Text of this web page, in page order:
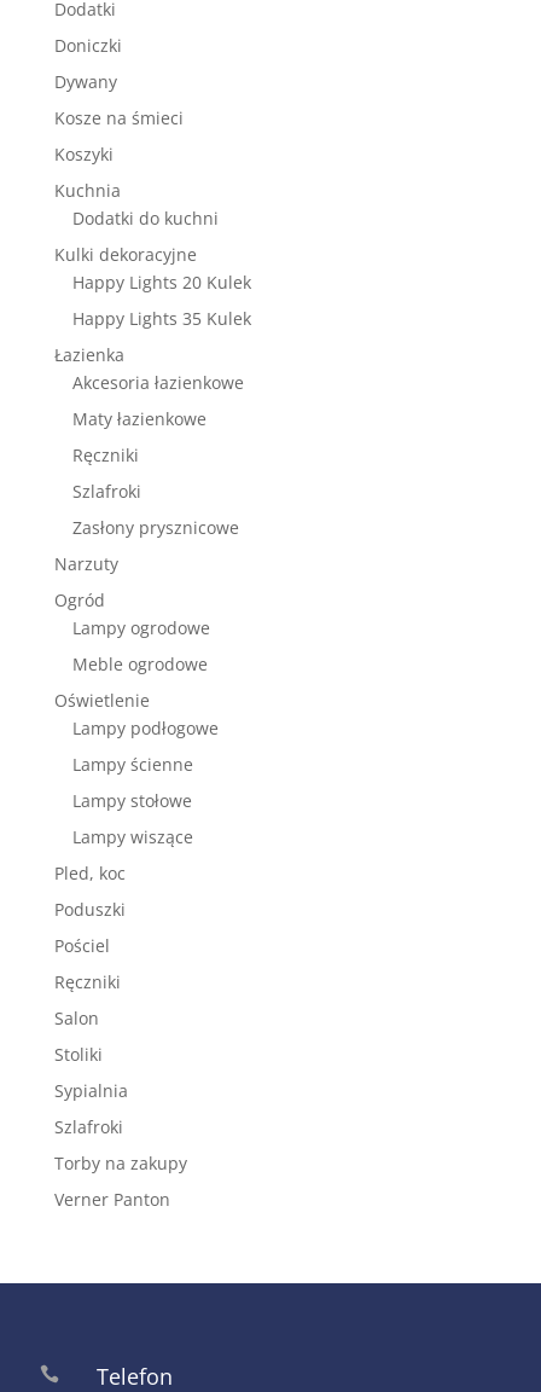
Dodatki
Doniczki
Dywany
Kosze na śmieci
Koszyki
Kuchnia
Dodatki do kuchni
Kulki dekoracyjne
Happy Lights 20 Kulek
Happy Lights 35 Kulek
Łazienka
Akcesoria łazienkowe
Maty łazienkowe
Ręczniki
Szlafroki
Zasłony prysznicowe
Narzuty
Ogród
Lampy ogrodowe
Meble ogrodowe
Oświetlenie
Lampy podłogowe
Lampy ścienne
Lampy stołowe
Lampy wiszące
Pled, koc
Poduszki
Pościel
Ręczniki
Salon
Stoliki
Sypialnia
Szlafroki
Torby na zakupy
Verner Panton
 Telefon